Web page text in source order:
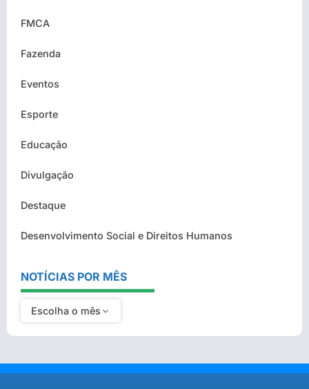
FMCA
Fazenda
Eventos
Esporte
Educação
Divulgação
Destaque
Desenvolvimento Social e Direitos Humanos
NOTÍCIAS POR MÊS
Escolha o mês